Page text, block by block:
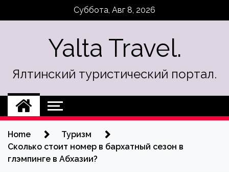
Суббота, Авг 8, 2026
Yalta Travel.
Ялтинский туристический портал.
Home
Туризм
Сколько стоит номер в бархатный сезон в
глэмпинге в Абхазии?